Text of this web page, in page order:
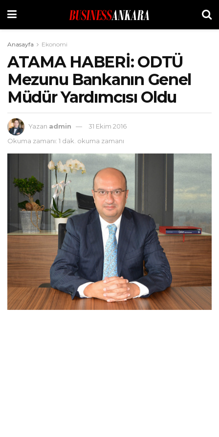
Anasayfa Ekonomi
ATAMA HABERİ: ODTÜ
Mezunu Bankanın Genel
Müdür Yardımcısı Oldu
Yazan admin
31 Ekim 2016
Okuma zamanı: 1 dak. okuma zamanı